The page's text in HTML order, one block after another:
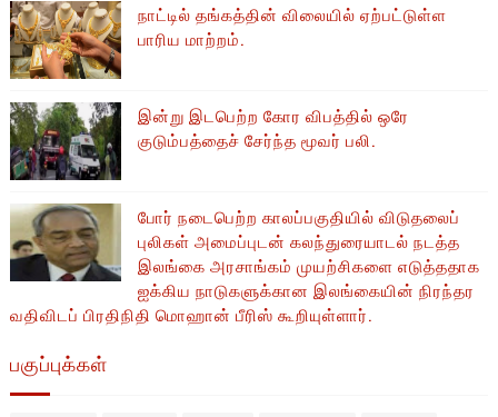
நாட்டில் தங்கத்தின் விலையில் ஏற்பட்டுள்ள
பாரிய மாற்றம்.
இன்று இடபெற்ற கோர விபத்தில் ஒரே
குடும்பத்தைச் சேர்ந்த மூவர் பலி.
போர் நடைபெற்ற காலப்பகுதியில் ​​விடுதலைப்
புலிகள் அமைப்புடன் கலந்துரையாடல் நடத்த
இலங்கை அரசாங்கம் முயற்சிகளை எடுத்ததாக
ஐக்கிய நாடுகளுக்கான இலங்கையின் நிரந்தர
வதிவிடப் பிரதிநிதி மொஹான் பீரிஸ் கூறியுள்ளார்.
பகுப்புக்கள்